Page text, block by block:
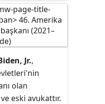
direkt halk
seçilmiş bir
ise yürütme
güçlü bir
terimdir.
Jr.,
olan
eski avukattır.